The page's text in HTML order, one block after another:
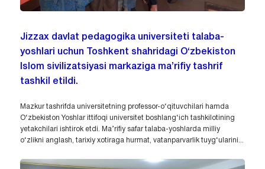
Jizzax davlat pedagogika universiteti talaba-
yoshlari uchun Toshkent shahridagi O‘zbekiston
Islom sivilizatsiyasi markaziga ma’rifiy tashrif
tashkil etildi.
Mazkur tashrifda universitetning professor-o‘qituvchilari hamda
O‘zbekiston Yoshlar ittifoqi universitet boshlang‘ich tashkilotining
yetakchilari ishtirok etdi. Ma’rifiy safar talaba-yoshlarda milliy
o‘zlikni anglash, tarixiy xotiraga hurmat, vatanparvarlik tuyg‘ularini...